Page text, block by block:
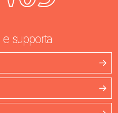
e supporta